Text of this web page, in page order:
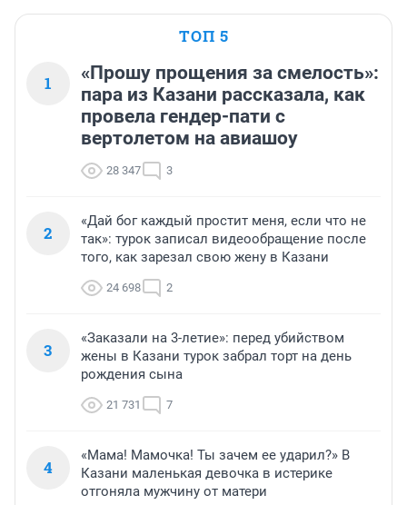
ТОП 5
1
«Прошу прощения за смелость»:
пара из Казани рассказала, как
провела гендер-пати с
вертолетом на авиашоу
28 347 3
2
«Дай бог каждый простит меня, если что не
так»: турок записал видеообращение после
того, как зарезал свою жену в Казани
24 698 2
3
«Заказали на 3-летие»: перед убийством
жены в Казани турок забрал торт на день
рождения сына
21 731 7
4
«Мама! Мамочка! Ты зачем ее ударил?» В
Казани маленькая девочка в истерике
отгоняла мужчину от матери